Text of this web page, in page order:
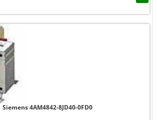
Siemens 4AM4842-8JD40-0FD0